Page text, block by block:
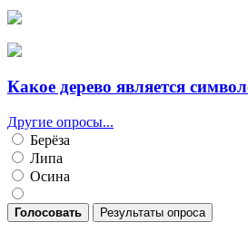
Какое дерево является
Другие опросы...
Берёза
Липа
Осина
Голосовать Результаты опроса